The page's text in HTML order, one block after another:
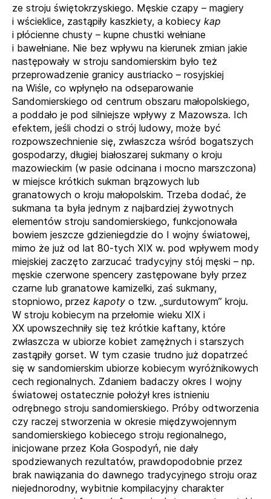
ze stroju świętokrzyskiego. Męskie czapy – magiery
i wścieklice, zastąpiły kaszkiety, a kobiecy kap
i płócienne chusty – kupne chustki wełniane
i bawełniane. Nie bez wpływu na kierunek zmian jakie
następowały w stroju sandomierskim było też
przeprowadzenie granicy austriacko – rosyjskiej
na Wiśle, co wpłynęło na odseparowanie
Sandomierskiego od centrum obszaru małopolskiego,
a poddało je pod silniejsze wpływy z Mazowsza. Ich
efektem, jeśli chodzi o strój ludowy, może być
rozpowszechnienie się, zwłaszcza wśród bogatszych
gospodarzy, długiej białoszarej sukmany o kroju
mazowieckim (w pasie odcinana i mocno marszczona)
w miejsce krótkich sukman brązowych lub
granatowych o kroju małopolskim. Trzeba dodać, że
sukmana ta była jednym z najbardziej żywotnych
elementów stroju sandomierskiego, funkcjonowała
bowiem jeszcze gdzieniegdzie do I wojny światowej,
mimo że już od lat 80-tych XIX w. pod wpływem mody
miejskiej zaczęto zarzucać tradycyjny stój męski – np.
męskie czerwone spencery zastępowane były przez
czarne lub granatowe kamizelki, zaś sukmany,
stopniowo, przez kapoty o tzw. „surdutowym” kroju.
W stroju kobiecym na przełomie wieku XIX i
XX upowszechniły się też krótkie kaftany, które
zwłaszcza w ubiorze kobiet zamężnych i starszych
zastąpiły gorset. W tym czasie trudno już dopatrzeć
się w sandomierskim ubiorze kobiecym wyróżnikowych
cech regionalnych. Zdaniem badaczy okres I wojny
światowej ostatecznie położył kres istnieniu
odrębnego stroju sandomierskiego. Próby odtworzenia
czy raczej stworzenia w okresie międzywojennym
sandomierskiego kobiecego stroju regionalnego,
inicjowane przez Koła Gospodyń, nie dały
spodziewanych rezultatów, prawdopodobnie przez
brak nawiązania do dawnego tradycyjnego stroju oraz
niejednorodny, wybitnie kompilacyjny charakter